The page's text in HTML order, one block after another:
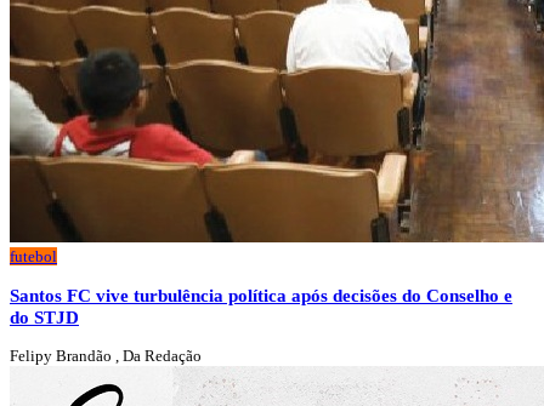
futebol
Santos FC vive turbulência política após decisões do Conselho e
do STJD
Felipy Brandão , Da Redação